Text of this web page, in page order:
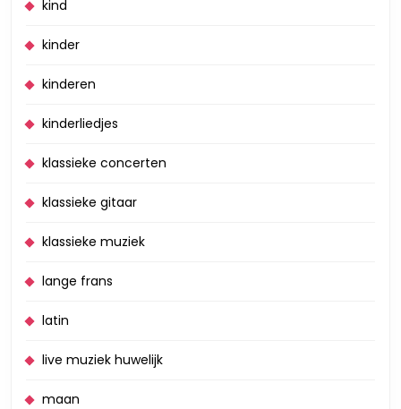
kind
kinder
kinderen
kinderliedjes
klassieke concerten
klassieke gitaar
klassieke muziek
lange frans
latin
live muziek huwelijk
maan